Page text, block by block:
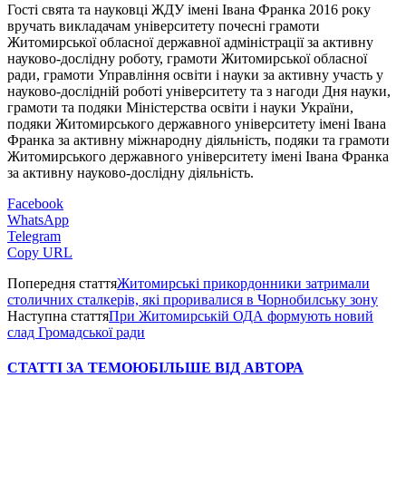
Гості свята та науковці ЖДУ імені Івана Франка 2016 року
вручать викладачам університету почесні грамоти
Житомирської обласної державної адміністрації за активну
науково-дослідну роботу, грамоти Житомирської обласної
ради, грамоти Управління освіти і науки за активну участь у
науково-дослідній роботі університету та з нагоди Дня науки,
грамоти та подяки Міністерства освіти і науки України,
подяки Житомирського державного університету імені Івана
Франка за активну міжнародну діяльність, подяки та грамоти
Житомирського державного університету імені Івана Франка
за активну науково-дослідну діяльність.
Facebook
WhatsApp
Telegram
Copy URL
Попередня статтяЖитомирські прикордонники затримали
столичних сталкерів, які проривалися в Чорнобилську зону
Наступна статтяПри Житомирській ОДА формують новий
слад Громадської ради
СТАТТІ ЗА ТЕМОЮБІЛЬШЕ ВІД АВТОРА